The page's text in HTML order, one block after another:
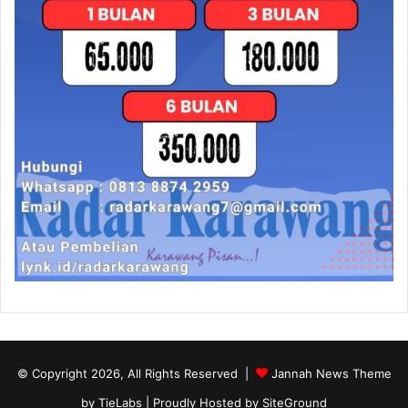
© Copyright 2026, All Rights Reserved |
Jannah News Theme
by TieLabs | Proudly Hosted by SiteGround